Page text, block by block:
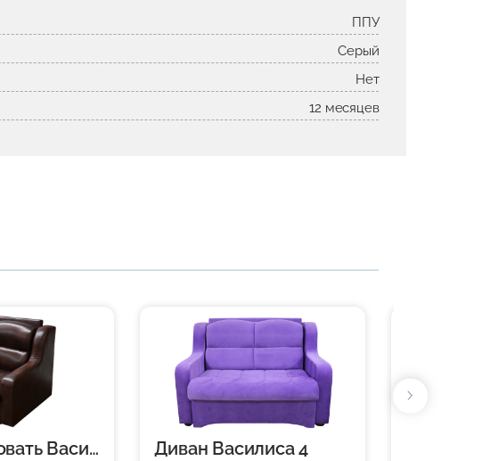
ППУ
Серый
Нет
12 месяцев
Кресло-кровать Василиса 4 Диван Василиса 4